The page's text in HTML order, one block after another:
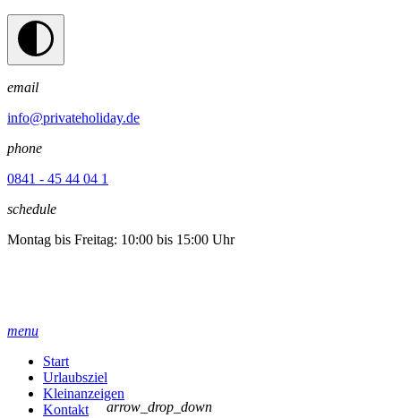
email
info@privateholiday.de
phone
0841 - 45 44 04 1
schedule
Montag bis Freitag: 10:00 bis 15:00 Uhr
menu
Start
Urlaubsziel
Kleinanzeigen
Kontakt
arrow_drop_down